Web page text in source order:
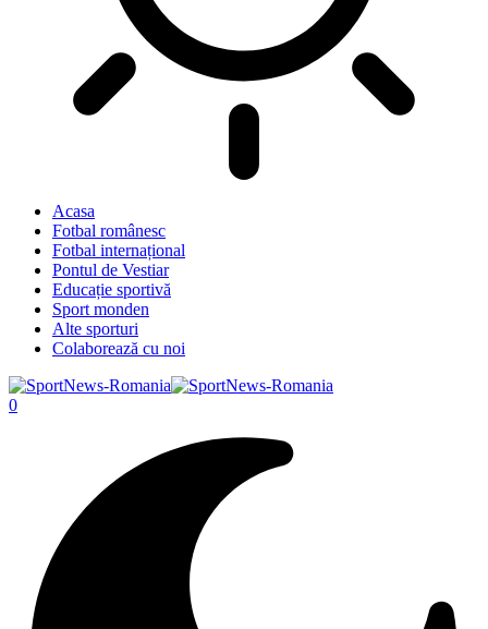
Acasa
Fotbal românesc
Fotbal internațional
Pontul de Vestiar
Educație sportivă
Sport monden
Alte sporturi
Colaborează cu noi
0